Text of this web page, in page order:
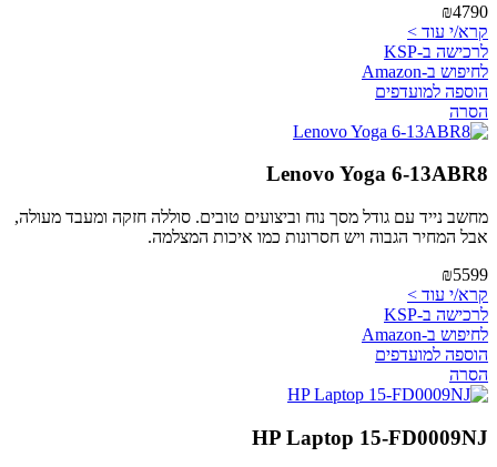
₪4790
קרא/י עוד >
לרכישה ב-KSP
לחיפוש ב-Amazon
הוספה למועדפים
הסרה
Lenovo Yoga 6-13ABR8
מחשב נייד עם גודל מסך נוח וביצועים טובים. סוללה חזקה ומעבד מעולה,
אבל המחיר הגבוה ויש חסרונות כמו איכות המצלמה.
₪5599
קרא/י עוד >
לרכישה ב-KSP
לחיפוש ב-Amazon
הוספה למועדפים
הסרה
HP Laptop 15-FD0009NJ